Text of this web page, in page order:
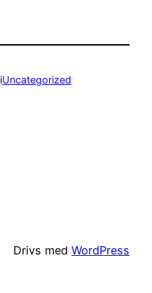
iUncategorized
Drivs med WordPress